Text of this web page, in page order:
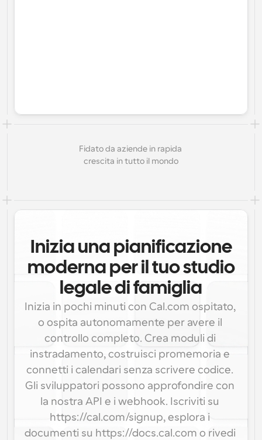
Fidato da aziende in rapida
crescita in tutto il mondo
Inizia una pianificazione
moderna per il tuo studio
legale di famiglia
Inizia in pochi minuti con Cal.com ospitato,
o ospita autonomamente per avere il
controllo completo. Crea moduli di
instradamento, costruisci promemoria e
connetti i calendari senza scrivere codice.
Gli sviluppatori possono approfondire con
la nostra API e i webhook. Iscriviti su
https://cal.com/signup, esplora i
documenti su https://docs.cal.com o rivedi